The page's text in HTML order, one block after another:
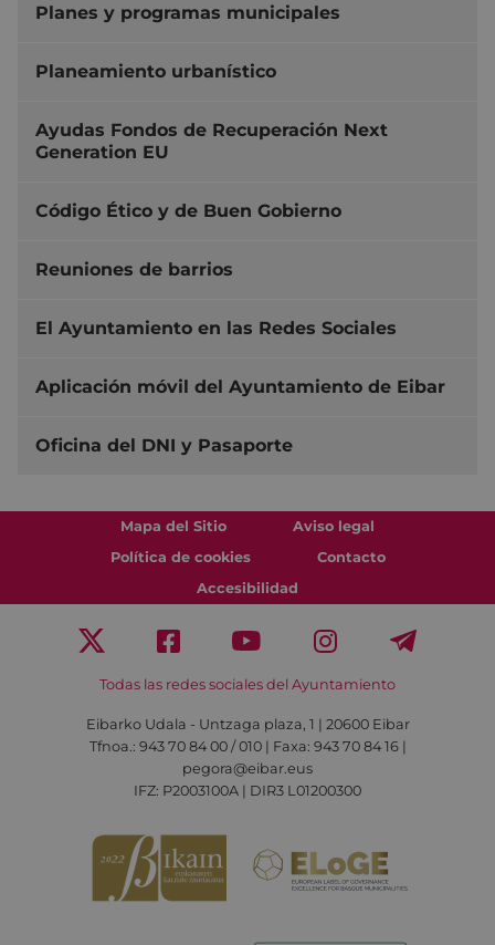
Planes y programas municipales
Planeamiento urbanístico
Ayudas Fondos de Recuperación Next
Generation EU
Código Ético y de Buen Gobierno
Reuniones de barrios
El Ayuntamiento en las Redes Sociales
Aplicación móvil del Ayuntamiento de Eibar
Oficina del DNI y Pasaporte
Mapa del Sitio
Aviso legal
Política de cookies
Contacto
Accesibilidad
Todas las redes sociales del Ayuntamiento
Eibarko Udala - Untzaga plaza, 1 | 20600 Eibar
Tfnoa.: 943 70 84 00 / 010 | Faxa: 943 70 84 16 |
pegora@eibar.eus
IFZ: P2003100A | DIR3 L01200300